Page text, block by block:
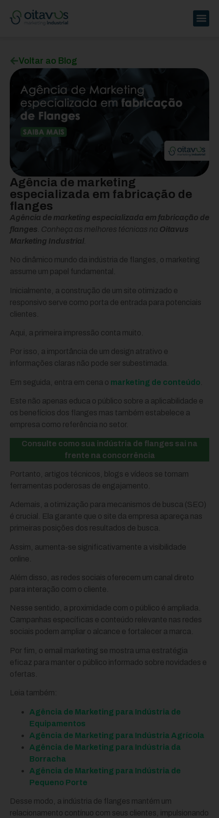
Voltar ao Blog
Agência de marketing
especializada em fabricação de
flanges
Agência de marketing especializada em fabricação de
flanges . Conheça as melhores técnicas na Oitavus
Marketing Industrial
No dinâmico mundo da indústria de flanges, o marketing
assume um papel fundamental.
Inicialmente, a construção de um site otimizado e
responsivo serve como porta de entrada para potenciais
clientes.
Aqui, a primeira impressão conta muito.
Por isso, a importância de um design atrativo e
informações claras não pode ser subestimada.
Em seguida, entra em cena o marketing de conteúdo
Este não apenas educa o público sobre a aplicabilidade e
os benefícios dos flanges mas também estabelece a
empresa como referência no setor.
Consulte como sua indústria de flanges sai na
frente na concorrência
Portanto, artigos técnicos, blogs e vídeos se tornam
ferramentas poderosas de engajamento.
Ademais, a otimização para mecanismos de busca (SEO)
é crucial. Ela garante que o site da empresa apareça nas
primeiras posições dos resultados de busca.
Assim, aumenta-se significativamente a visibilidade
online.
Além disso, as redes sociais oferecem um canal direto
para interação com o cliente.
Nesse sentido, a proximidade com o público é ampliada.
Campanhas específicas e conteúdo relevante nas redes
sociais podem ampliar o alcance e fortalecer a marca.
Por fim, o email marketing se mostra uma estratégia
eficaz para manter o público informado sobre novidades e
ofertas.
Leia também:
Agência de Marketing para Indústria de
Equipamentos
Agência de Marketing para Indústria Agrícola
Agência de Marketing para Indústria da
Borracha
Agência de Marketing para Indústria de
Pequeno Porte
Desse modo, a indústria de flanges mantém um
relacionamento contínuo com seus clientes, impulsionando